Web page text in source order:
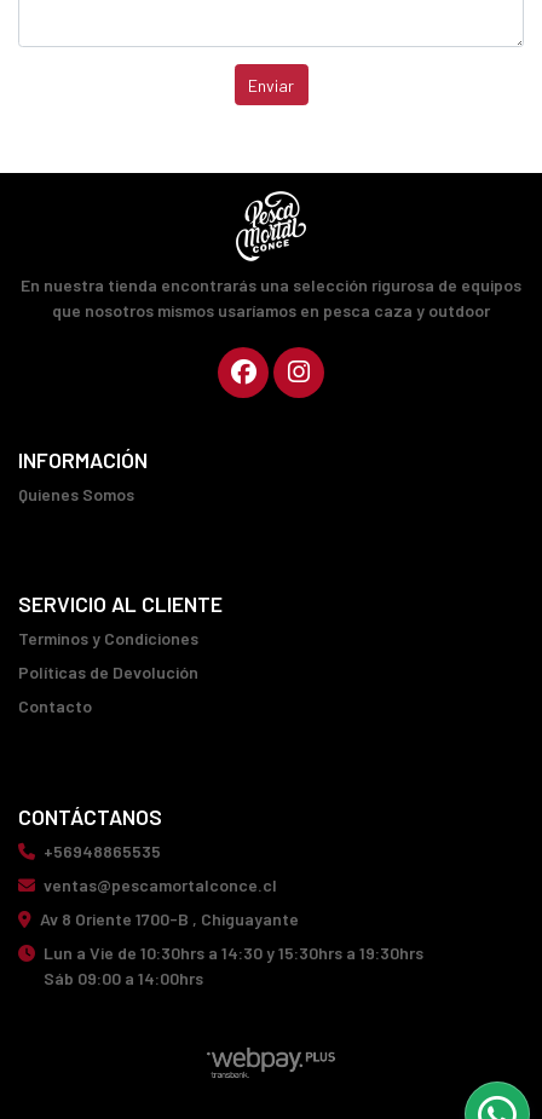
Enviar
En nuestra tienda encontrarás una selección rigurosa de equipos
que nosotros mismos usaríamos en pesca caza y outdoor
INFORMACIÓN
Quienes Somos
SERVICIO AL CLIENTE
Terminos y Condiciones
Políticas de Devolución
Contacto
CONTÁCTANOS
+56948865535
ventas@pescamortalconce.cl
Av 8 Oriente 1700-B , Chiguayante
Lun a Vie de 10:30hrs a 14:30 y 15:30hrs a 19:30hrs
Sáb 09:00 a 14:00hrs